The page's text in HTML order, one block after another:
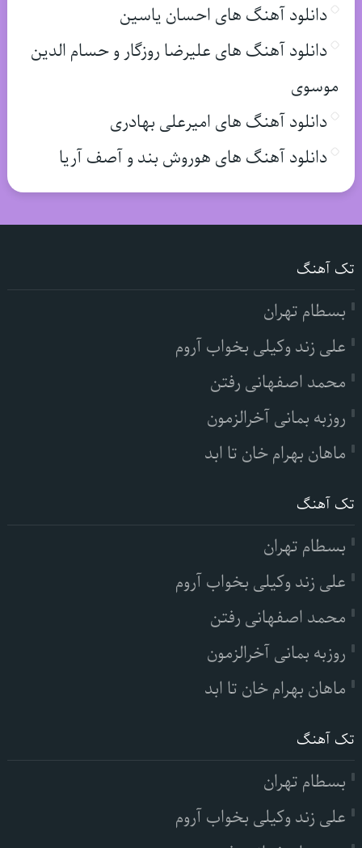
دانلود آهنگ های احسان یاسین
دانلود آهنگ های علیرضا روزگار و حسام الدین
موسوی
دانلود آهنگ های امیرعلی بهادری
دانلود آهنگ های هوروش بند و آصف آریا
تک آهنگ
بسطام تهران
علی زند وکیلی بخواب آروم
محمد اصفهانی رفتن
روزبه بمانی آخرالزمون
ماهان بهرام خان تا ابد
تک آهنگ
بسطام تهران
علی زند وکیلی بخواب آروم
محمد اصفهانی رفتن
روزبه بمانی آخرالزمون
ماهان بهرام خان تا ابد
تک آهنگ
بسطام تهران
علی زند وکیلی بخواب آروم